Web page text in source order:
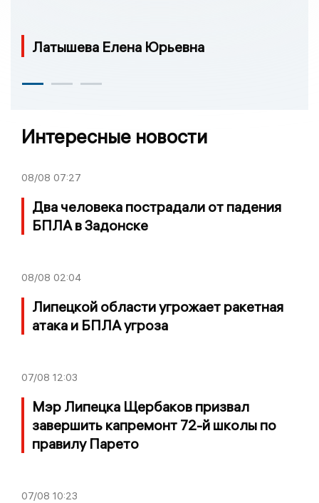
Латышева Елена Юрьевна
Интересные новости
08/08 07:27
Два человека пострадали от падения
БПЛА в Задонске
08/08 02:04
Липецкой области угрожает ракетная
атака и БПЛА угроза
07/08 12:03
Мэр Липецка Щербаков призвал
завершить капремонт 72-й школы по
правилу Парето
07/08 10:23